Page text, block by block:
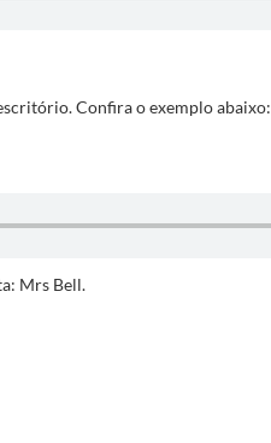
Confira o exemplo abaixo:
Mrs Bell.